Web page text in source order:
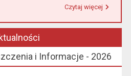
Czytaj więcej
i Informacje - 2026